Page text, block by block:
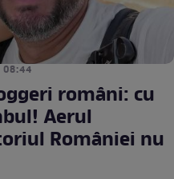
români: cu
Aerul
României nu